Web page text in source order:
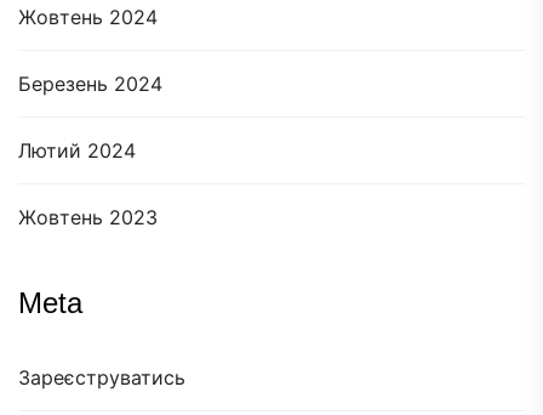
Жовтень 2024
Березень 2024
Лютий 2024
Жовтень 2023
Meta
Зареєструватись